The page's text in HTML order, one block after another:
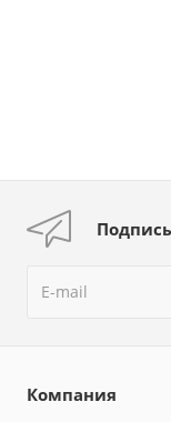
Компания